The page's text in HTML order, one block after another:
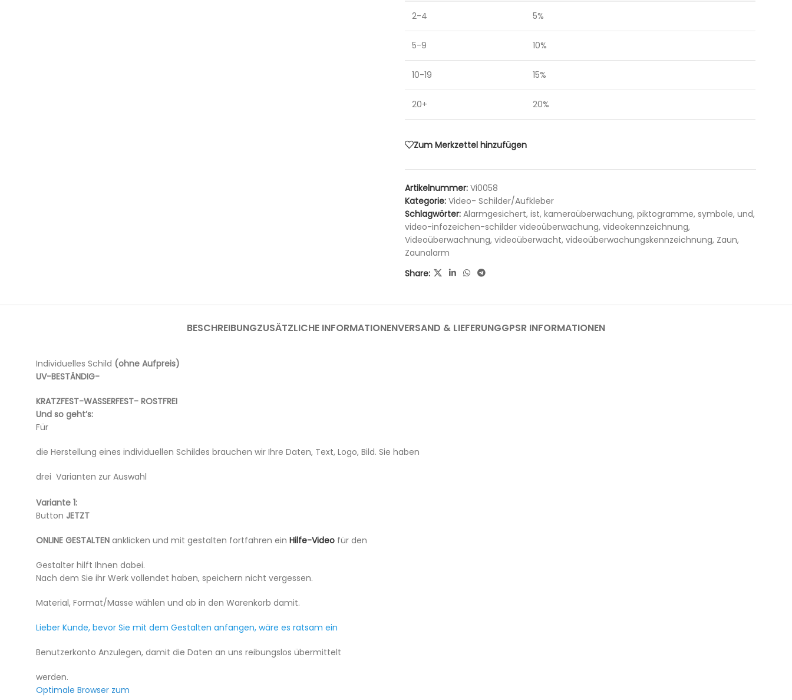
2-4 5%
5-9 10%
10-19 15%
20+ 20%
Zum Merkzettel hinzufügen
Artikelnummer: Vi0058
Kategorie: Video- Schilder/Aufkleber
Schlagwörter: Alarmgesichert, ist, kameraüberwachung, piktogramme, symbole, und,
video-infozeichen-schilder videoüberwachung, videokennzeichnung,
Videoüberwachnung, videoüberwacht, videoüberwachungskennzeichnung, Zaun,
Zaunalarm
Share:
BESCHREIBUNGZUSÄTZLICHE INFORMATIONENVERSAND & LIEFERUNGGPSR INFORMATIONEN
Individuelles Schild (ohne Aufpreis)
UV-BESTÄNDIG-
KRATZFEST-WASSERFEST- ROSTFREI
Und so geht’s:
Für
die Herstellung eines individuellen Schildes brauchen wir Ihre Daten, Text, Logo, Bild. Sie haben
drei Varianten zur Auswahl
Variante 1:
Button JETZT
ONLINE GESTALTEN anklicken und mit gestalten fortfahren ein Hilfe-Video für den
Gestalter hilft Ihnen dabei.
Nach dem Sie ihr Werk vollendet haben, speichern nicht vergessen.
Material, Format/Masse wählen und ab in den Warenkorb damit.
Lieber Kunde, bevor Sie mit dem Gestalten anfangen, wäre es ratsam ein
Benutzerkonto Anzulegen, damit die Daten an uns reibungslos übermittelt
werden.
Optimale Browser zum